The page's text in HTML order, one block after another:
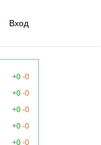
Вход
+0 -0
+0 -0
+0 -0
+0 -0
+0 -0